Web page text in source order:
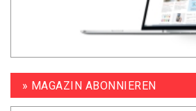
» MAGAZIN ABONNIEREN